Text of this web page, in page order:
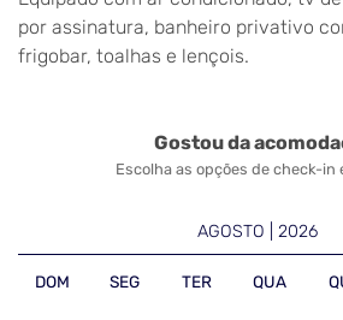
por assinatura, banheiro privativo
frigobar, toalhas e lençois.
Gostou da
Escolha as opções de check-in
AGOSTO | 2026
DOM SEG TER QUA